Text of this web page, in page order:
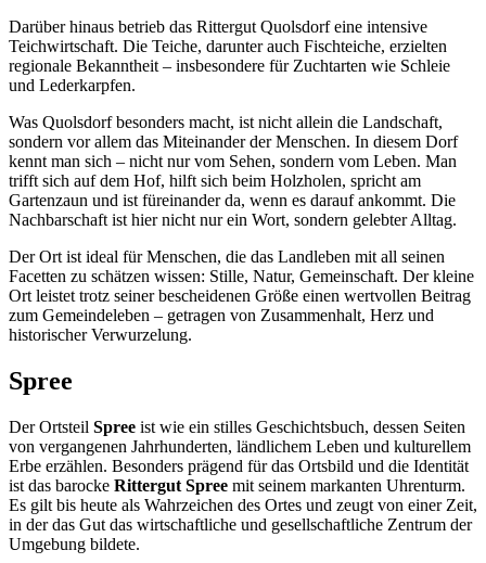
Darüber hinaus betrieb das Rittergut Quolsdorf eine intensive
Teichwirtschaft. Die Teiche, darunter auch Fischteiche, erzielten
regionale Bekanntheit – insbesondere für Zuchtarten wie Schleie
und Lederkarpfen.
Was Quolsdorf besonders macht, ist nicht allein die Landschaft,
sondern vor allem das Miteinander der Menschen. In diesem Dorf
kennt man sich – nicht nur vom Sehen, sondern vom Leben. Man
trifft sich auf dem Hof, hilft sich beim Holzholen, spricht am
Gartenzaun und ist füreinander da, wenn es darauf ankommt. Die
Nachbarschaft ist hier nicht nur ein Wort, sondern gelebter Alltag.
Der Ort ist ideal für Menschen, die das Landleben mit all seinen
Facetten zu schätzen wissen: Stille, Natur, Gemeinschaft. Der kleine
Ort leistet trotz seiner bescheidenen Größe einen wertvollen Beitrag
zum Gemeindeleben – getragen von Zusammenhalt, Herz und
historischer Verwurzelung.
Spree
Der Ortsteil Spree ist wie ein stilles Geschichtsbuch, dessen Seiten
von vergangenen Jahrhunderten, ländlichem Leben und kulturellem
Erbe erzählen. Besonders prägend für das Ortsbild und die Identität
ist das barocke Rittergut Spree mit seinem markanten Uhrenturm.
Es gilt bis heute als Wahrzeichen des Ortes und zeugt von einer Zeit,
in der das Gut das wirtschaftliche und gesellschaftliche Zentrum der
Umgebung bildete.